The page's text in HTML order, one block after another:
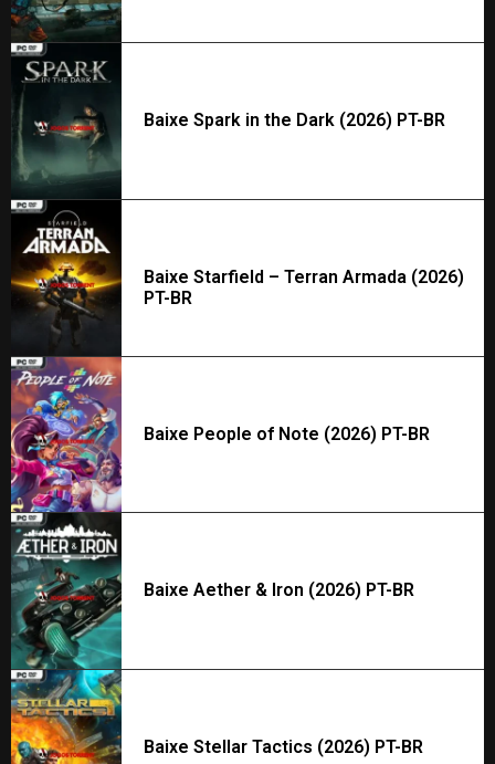
Baixe Spark in the Dark (2026) PT-BR
Baixe Starfield – Terran Armada (2026)
PT-BR
Baixe People of Note (2026) PT-BR
Baixe Aether & Iron (2026) PT-BR
Baixe Stellar Tactics (2026) PT-BR